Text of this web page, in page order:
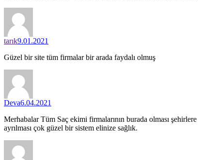
tarık9.01.2021
Güzel bir site tüm firmalar bir arada faydalı olmuş
Deva6.04.2021
Merhabalar Tüm Saç ekimi firmalarının burada olması şehirlere
ayrılması çok güzel bir sistem elinize sağlık.